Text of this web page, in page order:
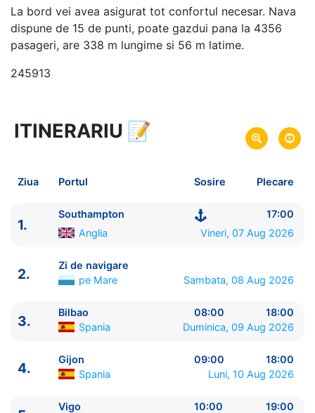
La bord vei avea asigurat tot confortul necesar. Nava
dispune de 15 de punti, poate gazdui pana la 4356
pasageri, are 338 m lungime si 56 m latime.
245913
10 zile vacanta de croaziera in
link oferta
Plecare pe 07 Aug 2026 din Southampton, Anglia
Royal Caribbean International
ITINERARIU 📝
Ziua Portul Sosire Plecare
1.
Southampton
17:00
Anglia
Vineri, 07 Aug 2026
2.
Zi de navigare
pe Mare
Sambata, 08 Aug 2026
3.
Bilbao 08:00
18:00
Spania
Duminica, 09 Aug 2026
4.
Gijon 09:00
18:00
Spania
Luni, 10 Aug 2026
Vigo 10:00
19:00